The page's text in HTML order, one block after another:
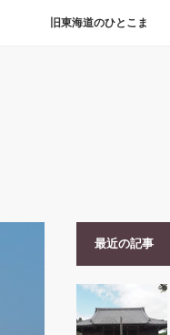
旧東海道のひとこま
最近の記事